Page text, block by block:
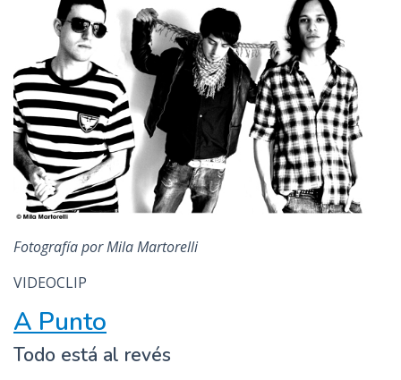
Fotografía por Mila Martorelli
VIDEOCLIP
A Punto
Todo está al revés